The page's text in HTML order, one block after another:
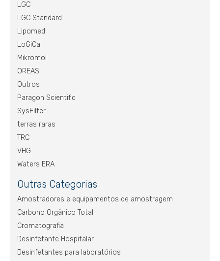
LGC
LGC Standard
Lipomed
LoGiCal
Mikromol
OREAS
Outros
Paragon Scientific
SysFilter
terras raras
TRC
VHG
Waters ERA
Outras Categorias
Amostradores e equipamentos de amostragem
Carbono Orgânico Total
Cromatografia
Desinfetante Hospitalar
Desinfetantes para laboratórios